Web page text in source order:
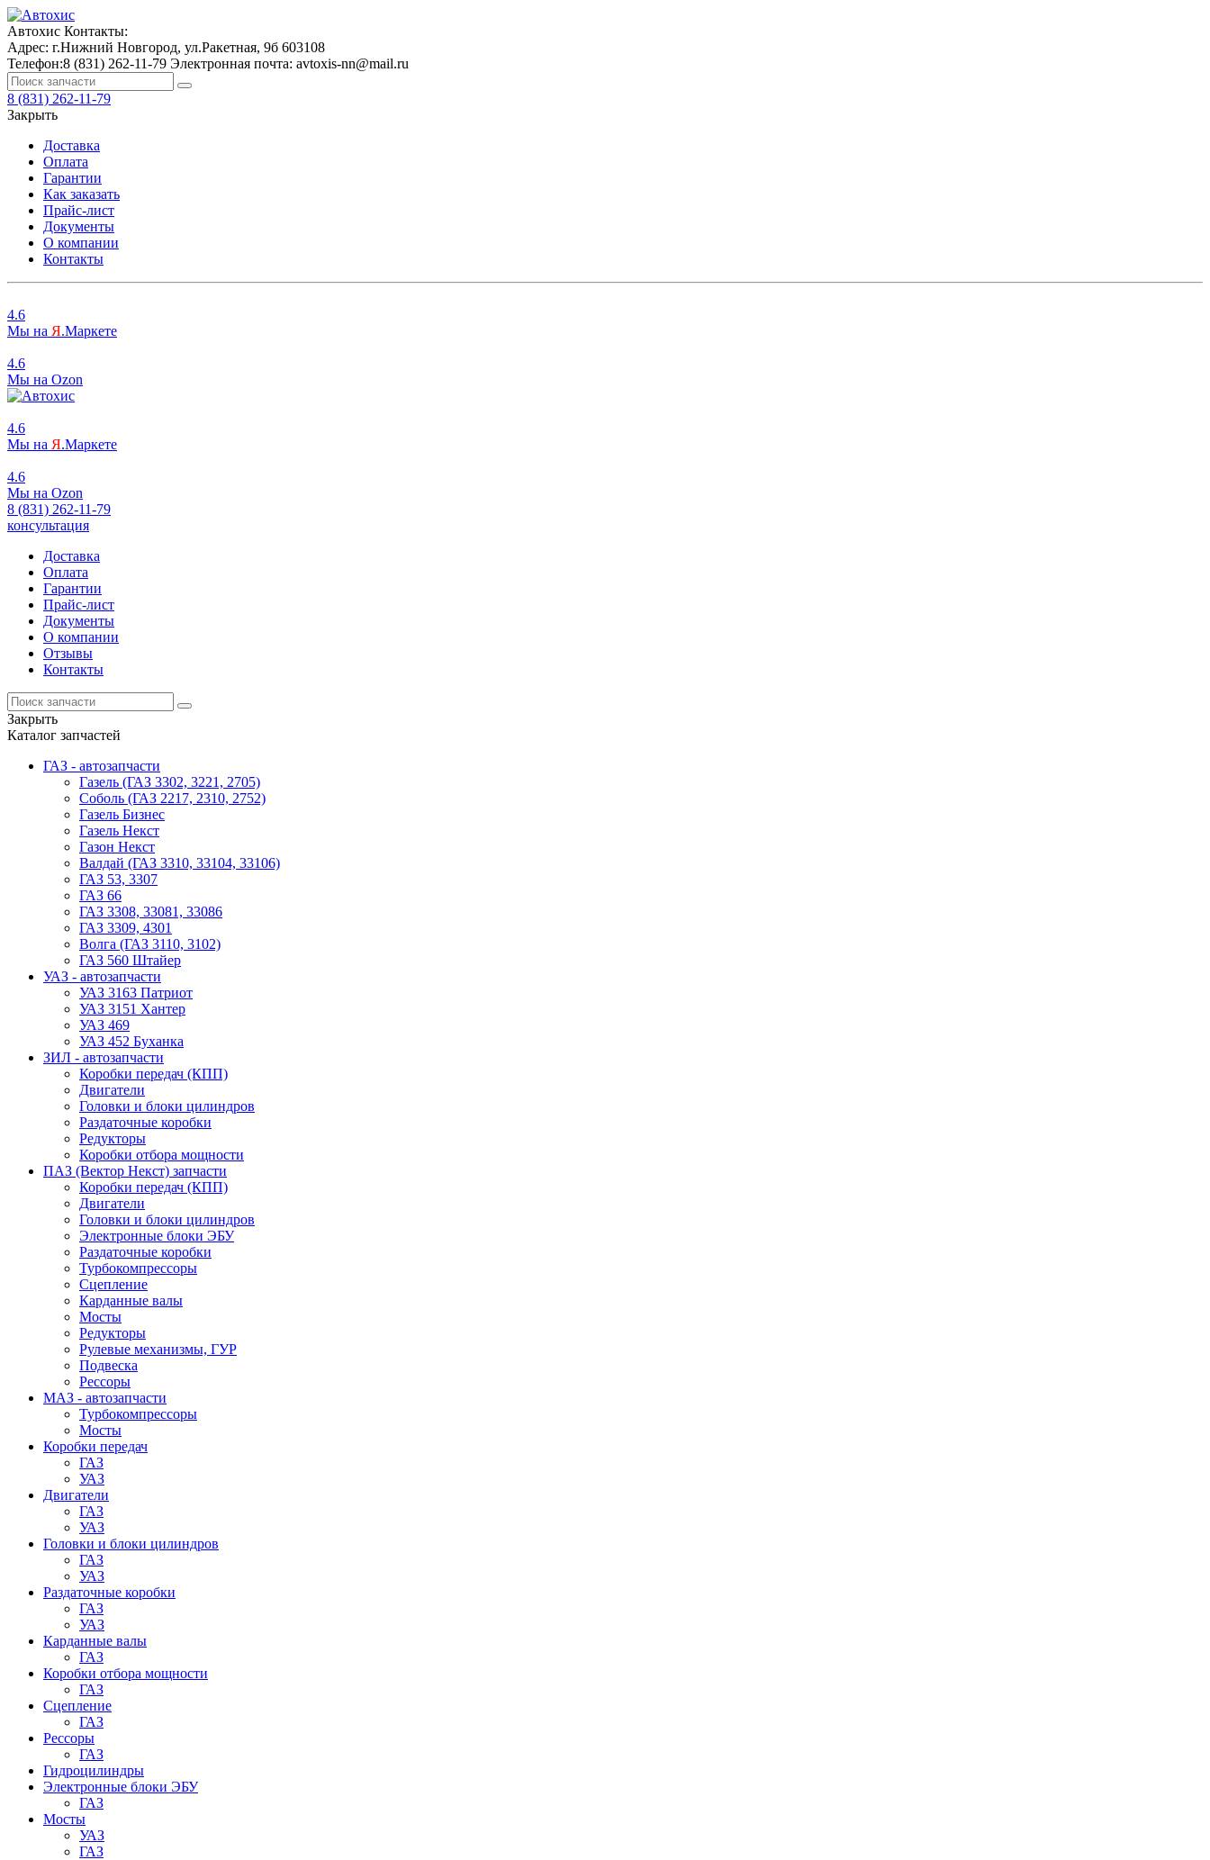
Автохис Контакты:
Адрес: г.Нижний Новгород, ул.Ракетная, 9б 603108
Телефон:8 (831) 262-11-79 Электронная почта: avtoxis-nn@mail.ru
8 (831) 262-11-79
Закрыть
Доставка
Оплата
Гарантии
Как заказать
Прайс-лист
Документы
О компании
Контакты
4.6
Мы на Я.Маркете
4.6
Мы на Ozon
4.6
Мы на Я.Маркете
4.6
Мы на Ozon
8 (831) 262-11-79
консультация
Доставка
Оплата
Гарантии
Прайс-лист
Документы
О компании
Отзывы
Контакты
Закрыть
Каталог запчастей
ГАЗ - автозапчасти
Газель (ГАЗ 3302, 3221, 2705)
Соболь (ГАЗ 2217, 2310, 2752)
Газель Бизнес
Газель Некст
Газон Некст
Валдай (ГАЗ 3310, 33104, 33106)
ГАЗ 53, 3307
ГАЗ 66
ГАЗ 3308, 33081, 33086
ГАЗ 3309, 4301
Волга (ГАЗ 3110, 3102)
ГАЗ 560 Штайер
УАЗ - автозапчасти
УАЗ 3163 Патриот
УАЗ 3151 Хантер
УАЗ 469
УАЗ 452 Буханка
ЗИЛ - автозапчасти
Коробки передач (КПП)
Двигатели
Головки и блоки цилиндров
Раздаточные коробки
Редукторы
Коробки отбора мощности
ПАЗ (Вектор Некст) запчасти
Коробки передач (КПП)
Двигатели
Головки и блоки цилиндров
Электронные блоки ЭБУ
Раздаточные коробки
Турбокомпрессоры
Сцепление
Карданные валы
Мосты
Редукторы
Рулевые механизмы, ГУР
Подвеска
Рессоры
МАЗ - автозапчасти
Турбокомпрессоры
Мосты
Коробки передач
ГАЗ
УАЗ
Двигатели
ГАЗ
УАЗ
Головки и блоки цилиндров
ГАЗ
УАЗ
Раздаточные коробки
ГАЗ
УАЗ
Карданные валы
ГАЗ
Коробки отбора мощности
ГАЗ
Сцепление
ГАЗ
Рессоры
ГАЗ
Гидроцилиндры
Электронные блоки ЭБУ
ГАЗ
Мосты
УАЗ
ГАЗ